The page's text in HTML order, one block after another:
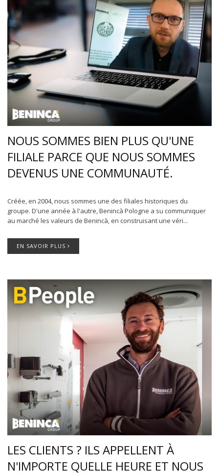
NOUS SOMMES BIEN PLUS QU'UNE
FILIALE PARCE QUE NOUS SOMMES
DEVENUS UNE COMMUNAUTÉ.
Créée, en 2004, nous sommes une des filiales historiques du
groupe. D'une année à l'autre, Benincà Pologne a su communiquer
au marché les valeurs de Benincà, en construisant une véri...
EN SAVOIR PLUS
LES CLIENTS ? ILS APPELLENT À
N'IMPORTE QUELLE HEURE ET NOUS